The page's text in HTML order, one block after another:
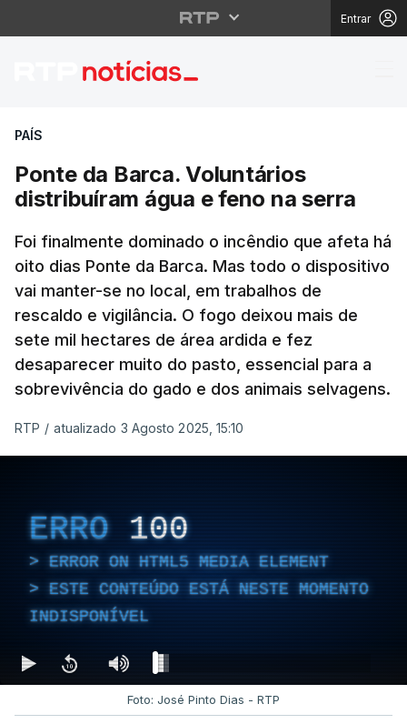
Entrar
Ponte da Barca.
PAÍS
Ponte da Barca. Voluntários
distribuíram água e feno na serra
Foi finalmente dominado o incêndio que afeta há
oito dias Ponte da Barca. Mas todo o dispositivo
vai manter-se no local, em trabalhos de
rescaldo e vigilância. O fogo deixou mais de
sete mil hectares de área ardida e fez
desaparecer muito do pasto, essencial para a
sobrevivência do gado e dos animais selvagens.
RTP / atualizado 3 Agosto 2025, 15:10
ERRO 100
ERROR ON HTML5 MEDIA ELEMENT
ESTE CONTEÚDO ESTÁ NESTE MOMENTO
INDISPONÍVEL
Foto: José Pinto Dias - RTP